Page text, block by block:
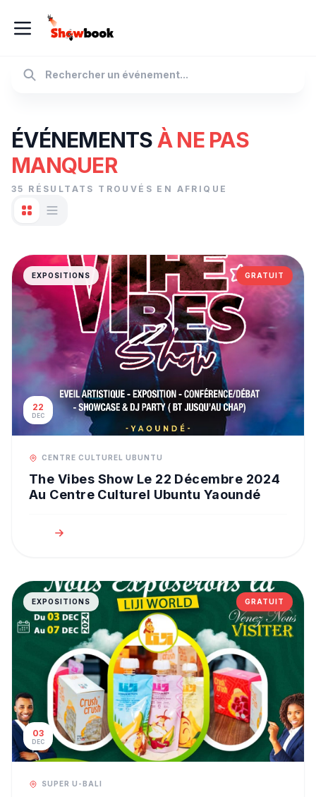
ÉVÉNEMENTSÀ NE PAS
MANQUER
35 RÉSULTATS TROUVÉS EN AFRIQUE
EXPOSITIONS GRATUIT
22
DEC
CENTRE CULTUREL UBUNTU
The Vibes Show Le 22 Décembre 2024
Au Centre Culturel Ubuntu Yaoundé
EXPOSITIONS GRATUIT
03
DEC
SUPER U-BALI